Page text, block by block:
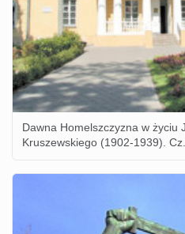
Dawna Homelszczyzna w życiu
Kruszewskiego (1902-1939).